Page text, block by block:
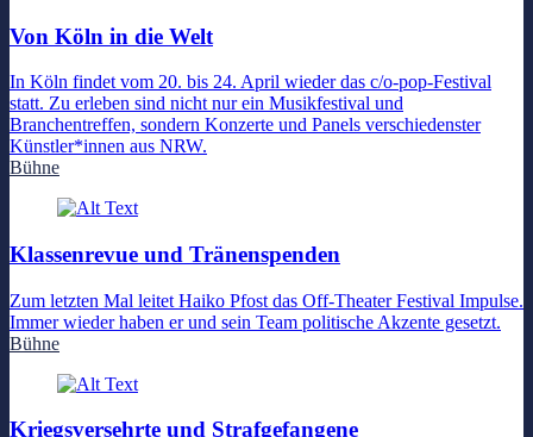
Von Köln in die Welt
In Köln findet vom 20. bis 24. April wieder das c/o-pop-Festival
statt. Zu erleben sind nicht nur ein Musikfestival und
Branchentreffen, sondern Konzerte und Panels verschiedenster
Künstler*innen aus NRW.
Bühne
Klassenrevue und Tränenspenden
Zum letzten Mal leitet Haiko Pfost das Off-Theater Festival Impulse.
Immer wieder haben er und sein Team politische Akzente gesetzt.
Bühne
Kriegsversehrte und Strafgefangene